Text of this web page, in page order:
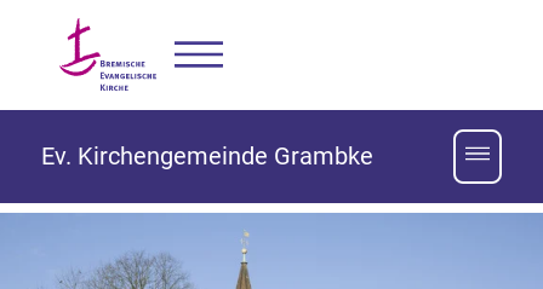
Ev. Kirchengemeinde Grambke